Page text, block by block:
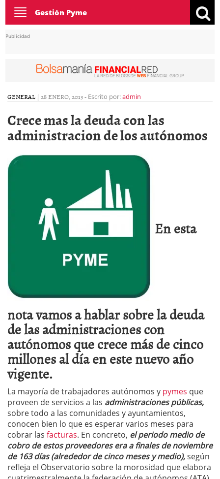
Toggle
navigation
Gestión Pyme
Publicidad
GENERAL | 28 ENERO, 2013- Escrito por:admin
Crece mas la deuda con las
administracion de los autónomos
En esta
nota vamos a hablar sobre la deuda
de las administraciones con
autónomos que crece más de cinco
millones al día en este nuevo año
vigente.
La mayoría de trabajadores autónomos y pymes que
proveen de servicios a las administraciones públicas,
sobre todo a las comunidades y ayuntamientos,
conocen bien lo que es esperar varios meses para
cobrar las facturas. En concreto, el periodo medio de
cobro de estos proveedores era a finales de noviembre
de 163 días (alrededor de cinco meses y medio),según
refleja el Observatorio sobre la morosidad que elabora